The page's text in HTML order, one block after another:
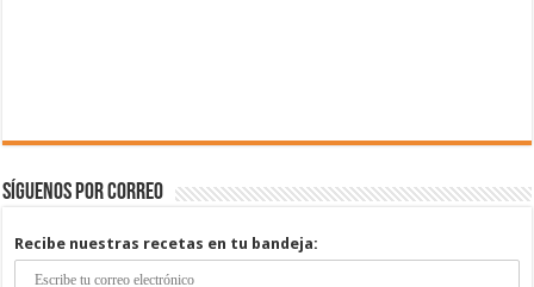
Síguenos por correo
Recibe nuestras recetas en tu bandeja: